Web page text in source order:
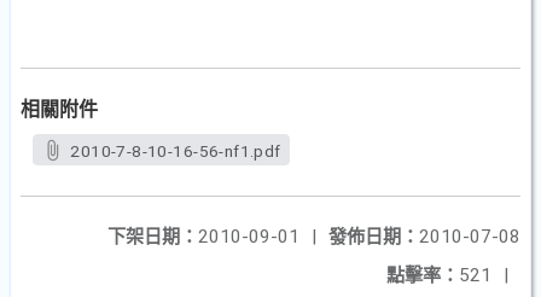
相關附件
2010-7-8-10-16-56-nf1.pdf
發佈日期： 2010-07-08
下架日期： 2010-09-01
|
點擊率： 521 |